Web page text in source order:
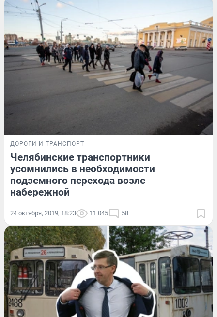
ДОРОГИ И ТРАНСПОРТ
Челябинские транспортники
усомнились в необходимости
подземного перехода возле
набережной
24 октября, 2019, 18:23 11 045 58